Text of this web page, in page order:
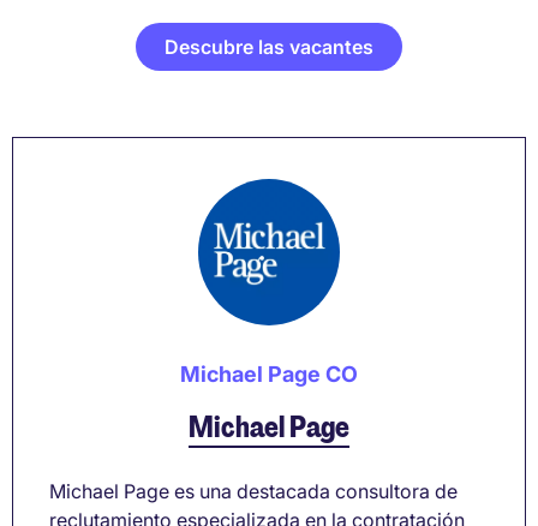
Descubre las vacantes
Michael Page CO
Michael Page
Michael Page es una destacada consultora de
reclutamiento especializada en la contratación